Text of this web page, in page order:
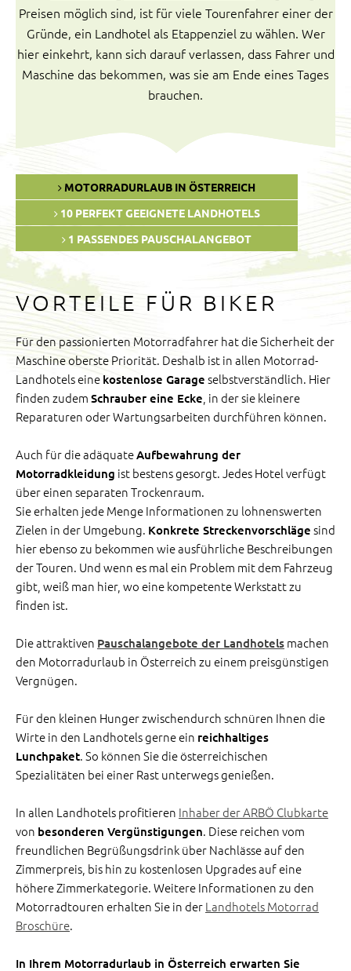
Preisen möglich sind, ist für viele Tourenfahrer einer der
Gründe, ein Landhotel als Etappenziel zu wählen. Wer
hier einkehrt, kann sich darauf verlassen, dass Fahrer und
Maschine das bekommen, was sie am Ende eines Tages
brauchen.
MOTORRADURLAUB IN ÖSTERREICH
10 PERFEKT GEEIGNETE LANDHOTELS
1 PASSENDES PAUSCHALANGEBOT
VORTEILE FÜR BIKER
Für den passionierten Motorradfahrer hat die Sicherheit der
Maschine oberste Priorität. Deshalb ist in allen Motorrad-
Landhotels eine kostenlose Garage selbstverständlich. Hier
finden zudem Schrauber eine Ecke , in der sie kleinere
Reparaturen oder Wartungsarbeiten durchführen können.
Auch für die adäquateAufbewahrung der
Motorradkleidung ist bestens gesorgt. Jedes Hotel verfügt
über einen separaten Trockenraum.
Sie erhalten jede Menge Informationen zu lohnenswerten
Zielen in der Umgebung. Konkrete Streckenvorschläge sind
hier ebenso zu bekommen wie ausführliche Beschreibungen
der Touren. Und wenn es mal ein Problem mit dem Fahrzeug
gibt, weiß man hier, wo eine kompetente Werkstatt zu
finden ist.
Die attraktiven Pauschalangebote der Landhotels machen
den Motorradurlaub in Österreich zu einem preisgünstigen
Vergnügen.
Für den kleinen Hunger zwischendurch schnüren Ihnen die
Wirte in den Landhotels gerne ein reichhaltiges
Lunchpaket. So können Sie die österreichischen
Spezialitäten bei einer Rast unterwegs genießen.
In allen Landhotels profitieren Inhaber der ARBÖ Clubkarte
von besonderen Vergünstigungen. Diese reichen vom
freundlichen Begrüßungsdrink über Nachlässe auf den
Zimmerpreis, bis hin zu kostenlosen Upgrades auf eine
höhere Zimmerkategorie. Weitere Informationen zu den
Motorradtouren erhalten Sie in derLandhotels Motorrad
Broschüre.
In Ihrem Motorradurlaub in Österreich erwarten Sie